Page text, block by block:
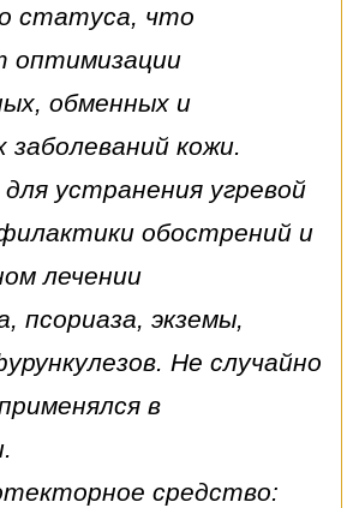
статуса, что
оптимизации
обменных и
заболеваний кожи.
устранения угревой
обострений и
лечении
псориаза, экземы,
Не случайно
в
средство: